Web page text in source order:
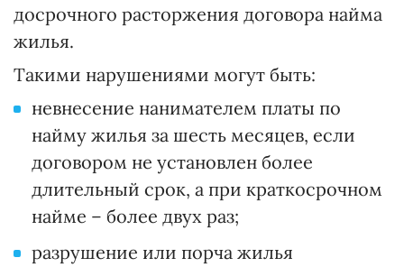
досрочного расторжения договора найма
жилья.
Такими нарушениями могут быть:
невнесение нанимателем платы по
найму жилья за шесть месяцев, если
договором не установлен более
длительный срок, а при краткосрочном
найме – более двух раз;
разрушение или порча жилья